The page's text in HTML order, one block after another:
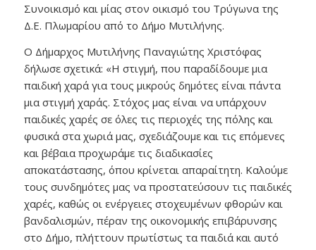
Συνοικισμό και μίας στον οικισμό του Τρύγωνα της
Δ.Ε. Πλωμαρίου από το Δήμο Μυτιλήνης.
Ο Δήμαρχος Μυτιλήνης Παναγιώτης Χριστόφας
δήλωσε σχετικά: «Η στιγμή, που παραδίδουμε μια
παιδική χαρά για τους μικρούς δημότες είναι πάντα
μια στιγμή χαράς. Στόχος μας είναι να υπάρχουν
παιδικές χαρές σε όλες τις περιοχές της πόλης και
φυσικά στα χωριά μας, σχεδιάζουμε και τις επόμενες
και βέβαια προχωράμε τις διαδικασίες
αποκατάστασης, όπου κρίνεται απαραίτητη. Καλούμε
τους συνδημότες μας να προστατεύσουν τις παιδικές
χαρές, καθώς οι ενέργειες στοχευμένων φθορών και
βανδαλισμών, πέραν της οικονομικής επιβάρυνσης
στο Δήμο, πλήττουν πρωτίστως τα παιδιά και αυτό